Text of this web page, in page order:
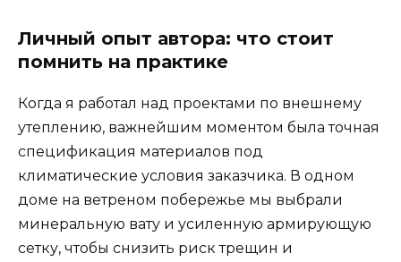
Личный опыт автора: что стоит
помнить на практике
Когда я работал над проектами по внешнему
утеплению, важнейшим моментом была точная
спецификация материалов под
климатические условия заказчика. В одном
доме на ветреном побережье мы выбрали
минеральную вату и усиленную армирующую
сетку, чтобы снизить риск трещин и